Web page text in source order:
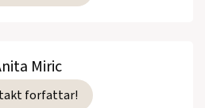
Miric
forfattar!